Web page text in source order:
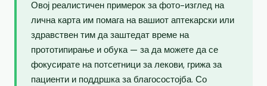
Овој реалистичен примерок за фото-изглед на
лична карта им помага на вашиот аптекарски или
здравствен тим да заштедат време на
прототипирање и обука — за да можете да се
фокусирате на потсетници за лекови, грижа за
пациенти и поддршка за благосостојба. Со